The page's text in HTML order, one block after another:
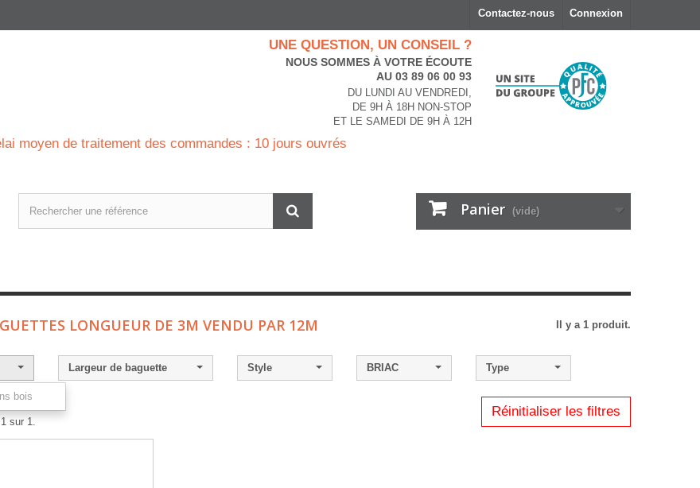
Connexion
Contactez-nous
UNE QUESTION, UN CONSEIL ?
NOUS SOMMES À VOTRE ÉCOUTE
AU 03 89 06 00 93
DU LUNDI AU VENDREDI,
DE 9H À 18H NON-STOP
ET LE SAMEDI DE 9H À 12H
moyen de traitement des commandes : 10 jours ouvrés
Panier (vide)
LONGUEUR DE 3M VENDU PAR 12M Il y a 1 produit.
bois
Largeur de baguette Style BRIAC Type
Réinitialiser les filtres
sur 1.